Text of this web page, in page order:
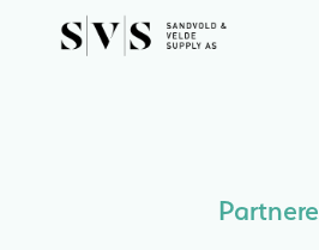
Partnere